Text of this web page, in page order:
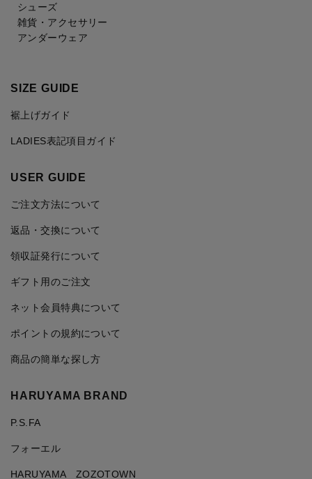
シューズ
雑貨・アクセサリー
アンダーウェア
SIZE GUIDE
裾上げガイド
LADIES表記項目ガイド
USER GUIDE
ご注文方法について
返品・交換について
領収証発行について
ギフト用のご注文
ネット会員特典について
ポイントの規約について
商品の簡単な探し方
HARUYAMA BRAND
P.S.FA
フォーエル
HARUYAMA ZOZOTOWN